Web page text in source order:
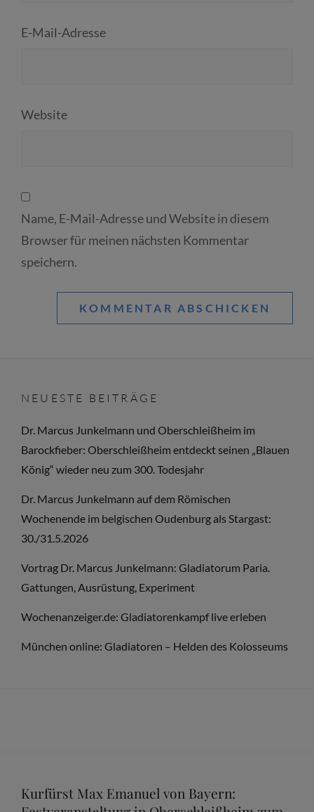
E-Mail-Adresse
Website
Name, E-Mail-Adresse und Website in diesem
Browser für meinen nächsten Kommentar
speichern.
NEUESTE BEITRÄGE
Dr. Marcus Junkelmann und Oberschleißheim im
Barockfieber: Oberschleißheim entdeckt seinen „Blauen
König“ wieder neu zum 300. Todesjahr
Dr. Marcus Junkelmann auf dem Römischen
Wochenende im belgischen Oudenburg als Stargast:
30./31.5.2026
Vortrag Dr. Marcus Junkelmann: Gladiatorum Paria.
Gattungen, Ausrüstung, Experiment
Wochenanzeiger.de: Gladiatorenkampf live erleben
München online: Gladiatoren – Helden des Kolosseums
Kurfürst Max Emanuel von Bayern: